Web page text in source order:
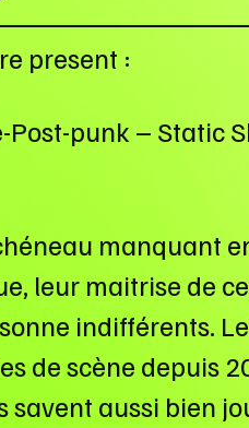
present :
Post-punk – Static
manquant
leur maitrise de
indifférents.
de scène depuis
savent aussi bien